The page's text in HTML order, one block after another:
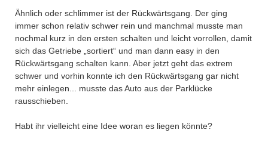
Ähnlich oder schlimmer ist der Rückwärtsgang. Der ging
immer schon relativ schwer rein und manchmal musste man
nochmal kurz in den ersten schalten und leicht vorrollen, damit
sich das Getriebe „sortiert“ und man dann easy in den
Rückwärtsgang schalten kann. Aber jetzt geht das extrem
schwer und vorhin konnte ich den Rückwärtsgang gar nicht
mehr einlegen
musste das Auto aus der Parklücke
rausschieben.
Habt ihr vielleicht eine Idee woran es liegen könnte?